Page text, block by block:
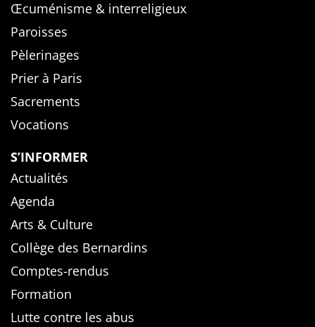
Œcuménisme & interreligieux
Paroisses
Pèlerinages
Prier à Paris
Sacrements
Vocations
S’INFORMER
Actualités
Agenda
Arts & Culture
Collège des Bernardins
Comptes-rendus
Formation
Lutte contre les abus